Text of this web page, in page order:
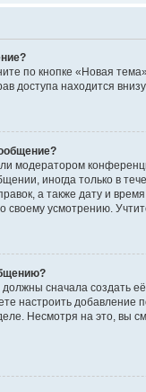
по кнопке «Новая
доступа находится
модератором
иногда только в
а также дату и
усмотрению.
сначала создать
настроить
Несмотря на это, вы